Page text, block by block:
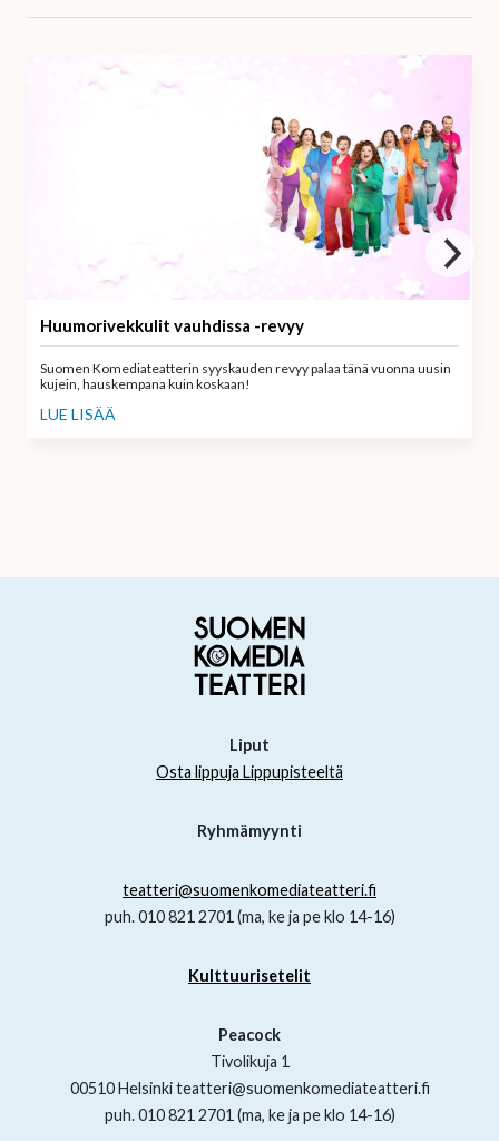
Huumorivekkulit vauhdissa -revyy
Suomen Komediateatterin syyskauden revyy palaa tänä vuonna uusin
kujein, hauskempana kuin koskaan!
LUE LISÄÄ
Liput
Osta lippuja Lippupisteeltä
Ryhmämyynti
teatteri@suomenkomediateatteri.fi
puh. 010 821 2701 (ma, ke ja pe klo 14-16)
Kulttuurisetelit
Peacock
Tivolikuja 1
00510 Helsinki teatteri@suomenkomediateatteri.fi
puh. 010 821 2701 (ma, ke ja pe klo 14-16)